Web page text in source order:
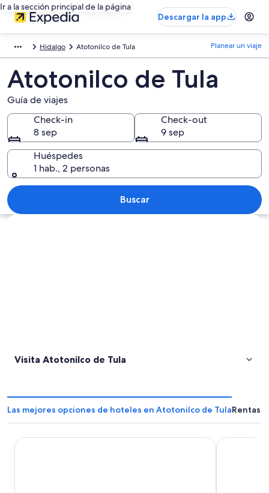
Ir a la sección principal de la página
Descargar la app
Hidalgo Atotonilco de Tula Planear un viaje
Atotonilco de Tula
Guía de viajes
Check-in
8 sep
Check-out
9 sep
Huéspedes
1 hab., 2 personas
Buscar
Explorar mapa
Visita Atotonilco de Tula
Las mejores opciones de hoteles en Atotonilco de TulaRentas
Holiday Inn Hotel and Suites Mexico Felipe Angeles
Hotel MX